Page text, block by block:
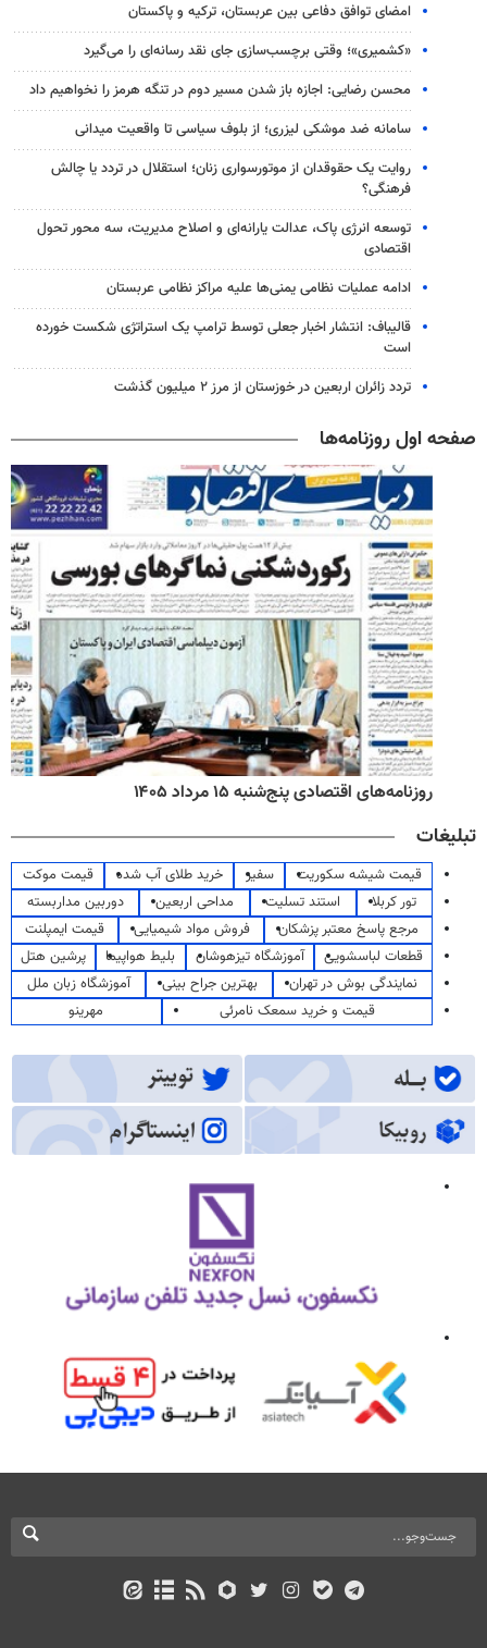
امضای توافق دفاعی بین عربستان، ترکیه و پاکستان
«کشمیری»؛ وقتی برچسب‌سازی جای نقد رسانه‌ای را می‌گیرد
محسن رضایی: اجازه باز شدن مسیر دوم در تنگه هرمز را نخواهیم داد
سامانه ضد موشکی لیزری؛ از بلوف سیاسی تا واقعیت میدانی
روایت یک حقوقدان از موتورسواری زنان؛ استقلال در تردد یا چالش
فرهنگی؟
توسعه انرژی پاک، عدالت یارانه‌ای و اصلاح مدیریت، سه محور تحول
اقتصادی
ادامه عملیات نظامی یمنی‌ها علیه مراکز نظامی عربستان
قالیباف: انتشار اخبار جعلی توسط ترامپ یک استراتژی شکست خورده
است
تردد زائران اربعین در خوزستان از مرز ۲ میلیون گذشت
صفحه اول روزنامه‌ها
روزنامه‌های اقتصادی پنج‌شنبه ۱۵ مرداد ۱۴۰۵
تبلیغات
قیمت شیشه سکوریت سفیر خرید طلای آب شده
قیمت موکت
تور کربلا
استند تسلیت مداحی اربعین
دوربین مداربسته
مرجع پاسخ معتبر پزشکان
فروش مواد شیمیایی
قیمت ایمپلنت
قطعات لباسشویی
آموزشگاه تیزهوشان بلیط هواپیما
پرشین هتل
نمایندگی بوش در تهران
بهترین جراح بینی
آموزشگاه زبان ملل
قیمت و خرید سمعک نامرئی
مهرینو